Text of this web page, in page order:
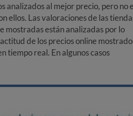
analizados al mejor precio, pero no
ellos. Las valoraciones de las
mostradas están analizadas por lo
de los precios online
tiempo real. En algunos casos